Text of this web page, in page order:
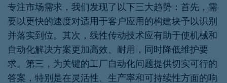
专注市场需求，我们发现了以下三大趋势：首先，需
要以更快的速度对适用于客户应用的构建块予以识别
并落实到位。其次，线性传动技术应有助于使机械和
自动化解决方案更加高效、耐用，同时降低维护要
求。第三，为关键的工厂自动化问题提供切实可行的
答案，特别是在灵活性、生产率和可持续性方面的响